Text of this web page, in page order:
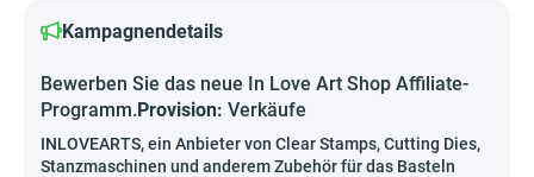
Kampagnendetails
Bewerben Sie das neue In Love Art Shop Affiliate-
Programm.Provision: Verkäufe
INLOVEARTS, ein Anbieter von Clear Stamps, Cutting Dies,
Stanzmaschinen und anderem Zubehör für das Basteln